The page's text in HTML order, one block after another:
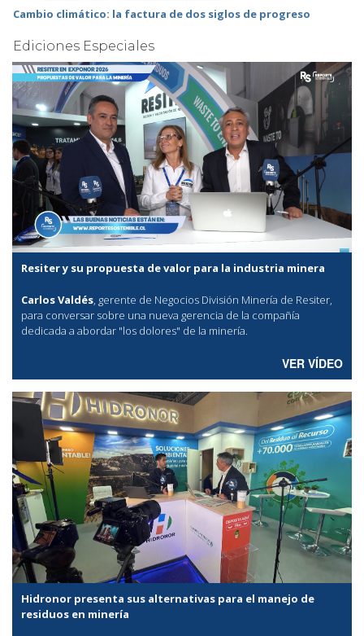
Cambio climático: la factura de dos siglos de progreso
Ediciones Especiales
Resiter y su propuesta de valor para la industria minera
Carlos Valdés, gerente de Negocios División Minería de Resiter,
para conversar sobre una nueva gerencia de la compañía
dedicada a abordar "los dolores" de la minería.
VER VÍDEO
Hidronor presenta sus alternativas para el manejo de
residuos en minería